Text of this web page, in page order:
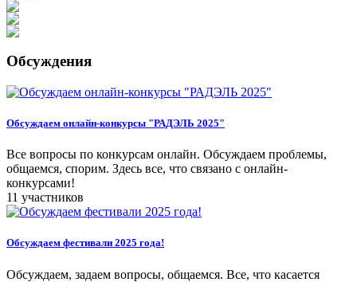
Обсуждения
Обсуждаем онлайн-конкурсы "РАДЭЛЬ 2025"
Все вопросы по конкурсам онлайн. Обсуждаем проблемы,
общаемся, спорим. Здесь все, что связано с онлайн-
конкурсами!
11 участников
Обсуждаем фестивали 2025 года!
Обсуждаем, задаем вопросы, общаемся. Все, что касается